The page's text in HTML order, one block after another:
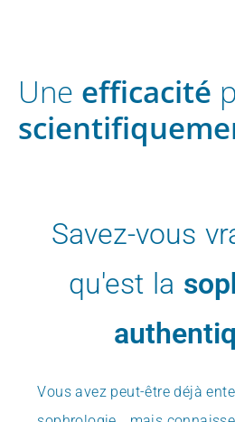
Une efficacité
Savez-vous
qu'est la
Vous avez peut-être déjà